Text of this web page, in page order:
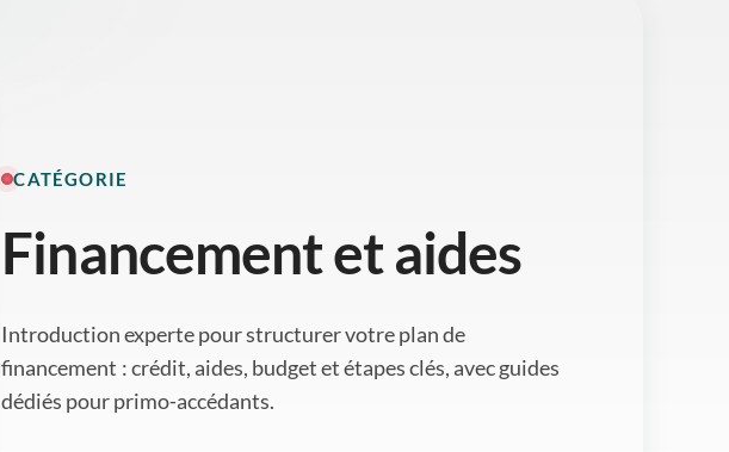
CATÉGORIE
Financement et aides
Introduction experte pour structurer votre plan de
financement : crédit, aides, budget et étapes clés, avec guides
dédiés pour primo‑accédants.